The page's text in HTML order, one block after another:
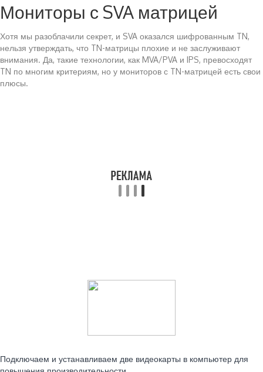
Мониторы с SVA матрицей
Хотя мы разоблачили секрет, и SVA оказался шифрованным TN,
нельзя утверждать, что TN-матрицы плохие и не заслуживают
внимания. Да, такие технологии, как MVA/PVA и IPS, превосходят
TN по многим критериям, но у мониторов с TN-матрицей есть свои
плюсы.
Подключаем и устанавливаем две видеокарты в компьютер для